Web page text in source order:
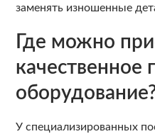
заменять изношенные
Где можно
качественное
У специализированных